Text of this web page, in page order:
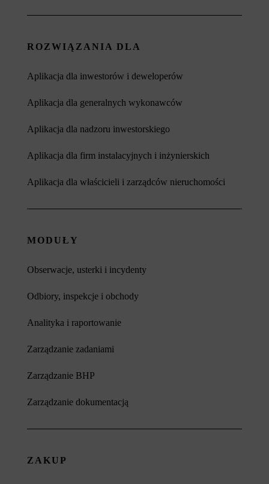
ROZWIĄZANIA DLA
Aplikacja dla inwestorów i deweloperów
Aplikacja dla generalnych wykonawców
Aplikacja dla nadzoru inwestorskiego
Aplikacja dla firm instalacyjnych i inżynierskich
Aplikacja dla właścicieli i zarządców nieruchomości
MODUŁY
Obserwacje, usterki i incydenty
Odbiory, inspekcje i obchody
Analityka i raportowanie
Zarządzanie zadaniami
Zarządzanie BHP
Zarządzanie dokumentacją
ZAKUP